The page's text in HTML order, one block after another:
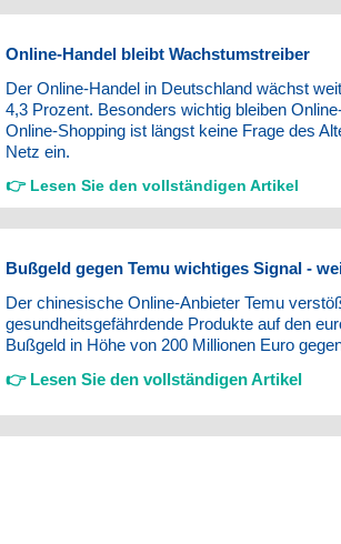
Online-Handel bleibt Wachstumstreiber
Der Online-Handel in Deutschland wächst
4,3 Prozent. Besonders wichtig bleiben
Online-Shopping ist längst keine Frage des
Netz ein.
👉Lesen Sie den vollständigen Artikel
Bußgeld gegen Temu wichtiges Signal -
Der chinesische Online-Anbieter Temu
gesundheitsgefährdende Produkte auf den
Bußgeld in Höhe von 200 Millionen Euro
👉 Lesen Sie den vollständigen Artikel